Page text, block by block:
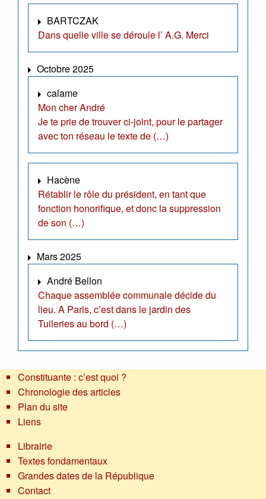
BARTCZAK
Dans quelle ville se déroule l’ A.G. Merci
Octobre 2025
calame
Mon cher André
Je te prie de trouver ci-joint, pour le partager
avec ton réseau le texte de (…)
Hacène
Rétablir le rôle du président, en tant que
fonction honorifique, et donc la suppression
de son (…)
Mars 2025
André Bellon
Chaque assemblée communale décide du
lieu. A Paris, c’est dans le jardin des
Tuileries au bord (…)
Constituante : c’est quoi ?
Chronologie des articles
Plan du site
Liens
Librairie
Textes fondamentaux
Grandes dates de la République
Contact